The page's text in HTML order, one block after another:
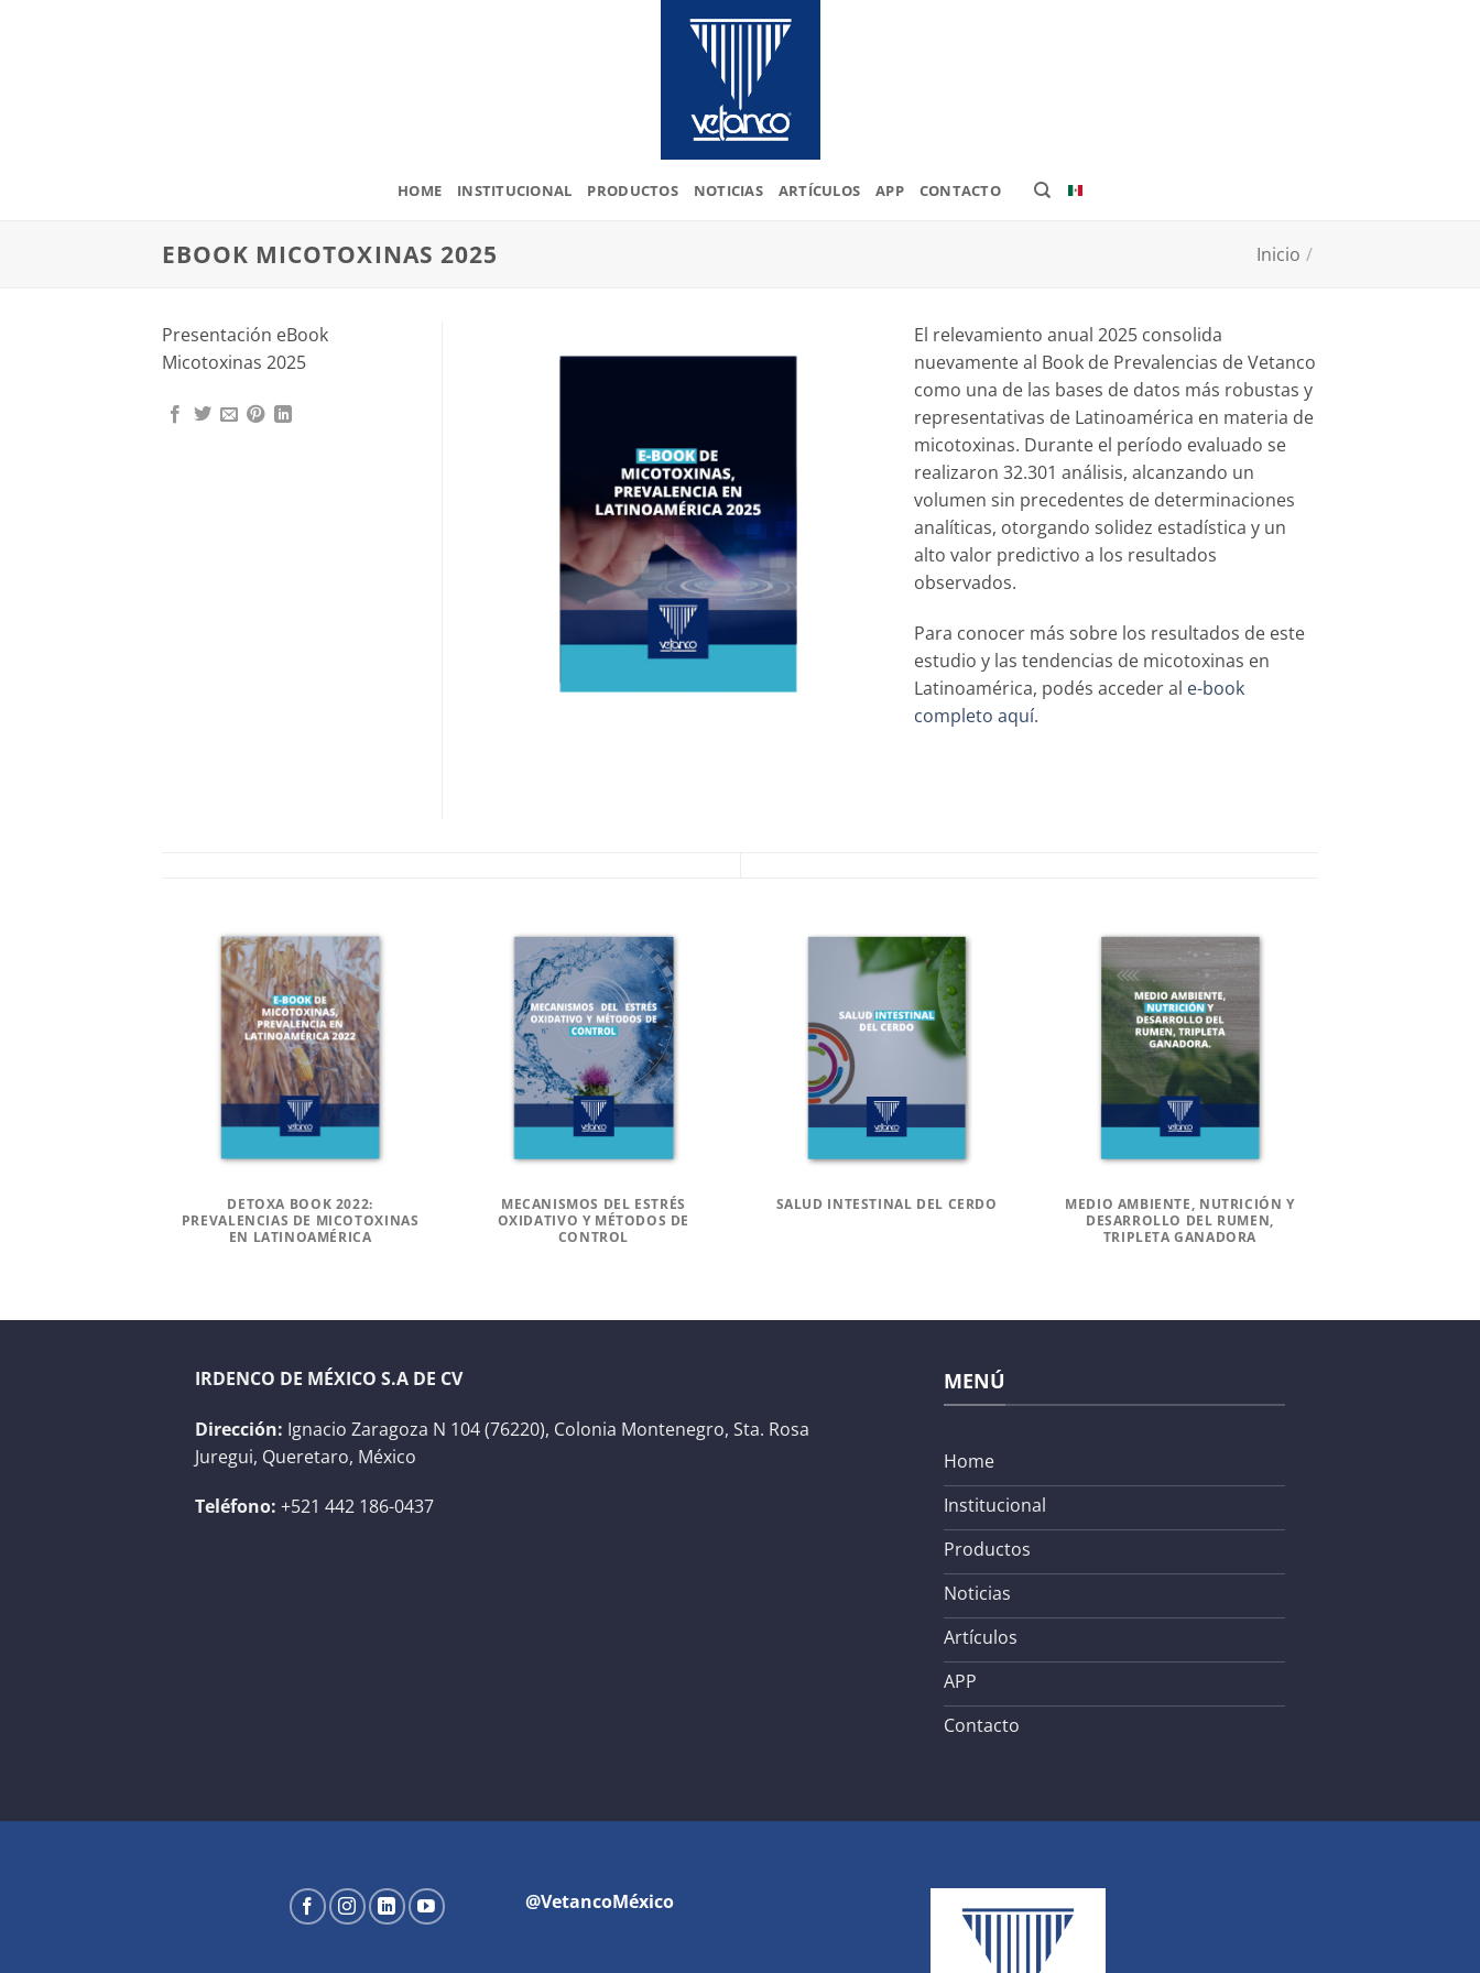
HOME INSTITUCIONAL PRODUCTOS NOTICIAS ARTÍCULOS APP CONTACTO
EBOOK MICOTOXINAS 2025 Inicio /
Presentación eBook
Micotoxinas 2025
El relevamiento anual 2025 consolida
nuevamente al Book de Prevalencias de Vetanco
como una de las bases de datos más robustas y
representativas de Latinoamérica en materia de
micotoxinas. Durante el período evaluado se
realizaron 32.301 análisis, alcanzando un
volumen sin precedentes de determinaciones
analíticas, otorgando solidez estadística y un
alto valor predictivo a los resultados
observados.
Para conocer más sobre los resultados de este
estudio y las tendencias de micotoxinas en
Latinoamérica, podés acceder al e-book
completo aquí.
DETOXA BOOK 2022:
PREVALENCIAS DE MICOTOXINAS
EN LATINOAMÉRICA
MECANISMOS DEL ESTRÉS
OXIDATIVO Y MÉTODOS DE
CONTROL
SALUD INTESTINAL DEL CERDO
MEDIO AMBIENTE, NUTRICIÓN Y
DESARROLLO DEL RUMEN,
TRIPLETA GANADORA
IRDENCO DE MÉXICO S.A DE CV
Dirección: Ignacio Zaragoza N 104 (76220), Colonia Montenegro, Sta. Rosa
Juregui, Queretaro, México
Teléfono: +521 442 186-0437
MENÚ
Home
Institucional
Productos
Noticias
Artículos
APP
Contacto
@VetancoMéxico